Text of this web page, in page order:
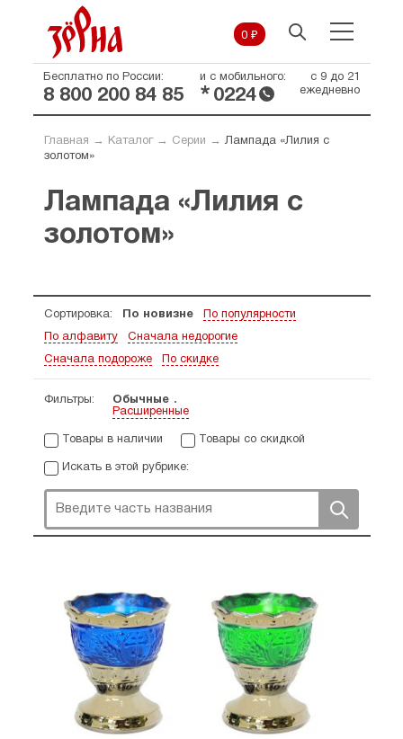
0 ₽
Бесплатно по России:
8 800 200 84 85
и с мобильного:
* 0224
с 9 до 21
ежедневно
Главная → Каталог→ Серии → Лампада «Лилия с
золотом»
Лампада «Лилия с
золотом»
Сортировка: По новизне По популярности
По алфавиту Сначала недорогие
Сначала подороже По скидке
Фильтры:
Обычные
Расширенные
Товары в наличии Товары со скидкой
Искать в этой рубрике: